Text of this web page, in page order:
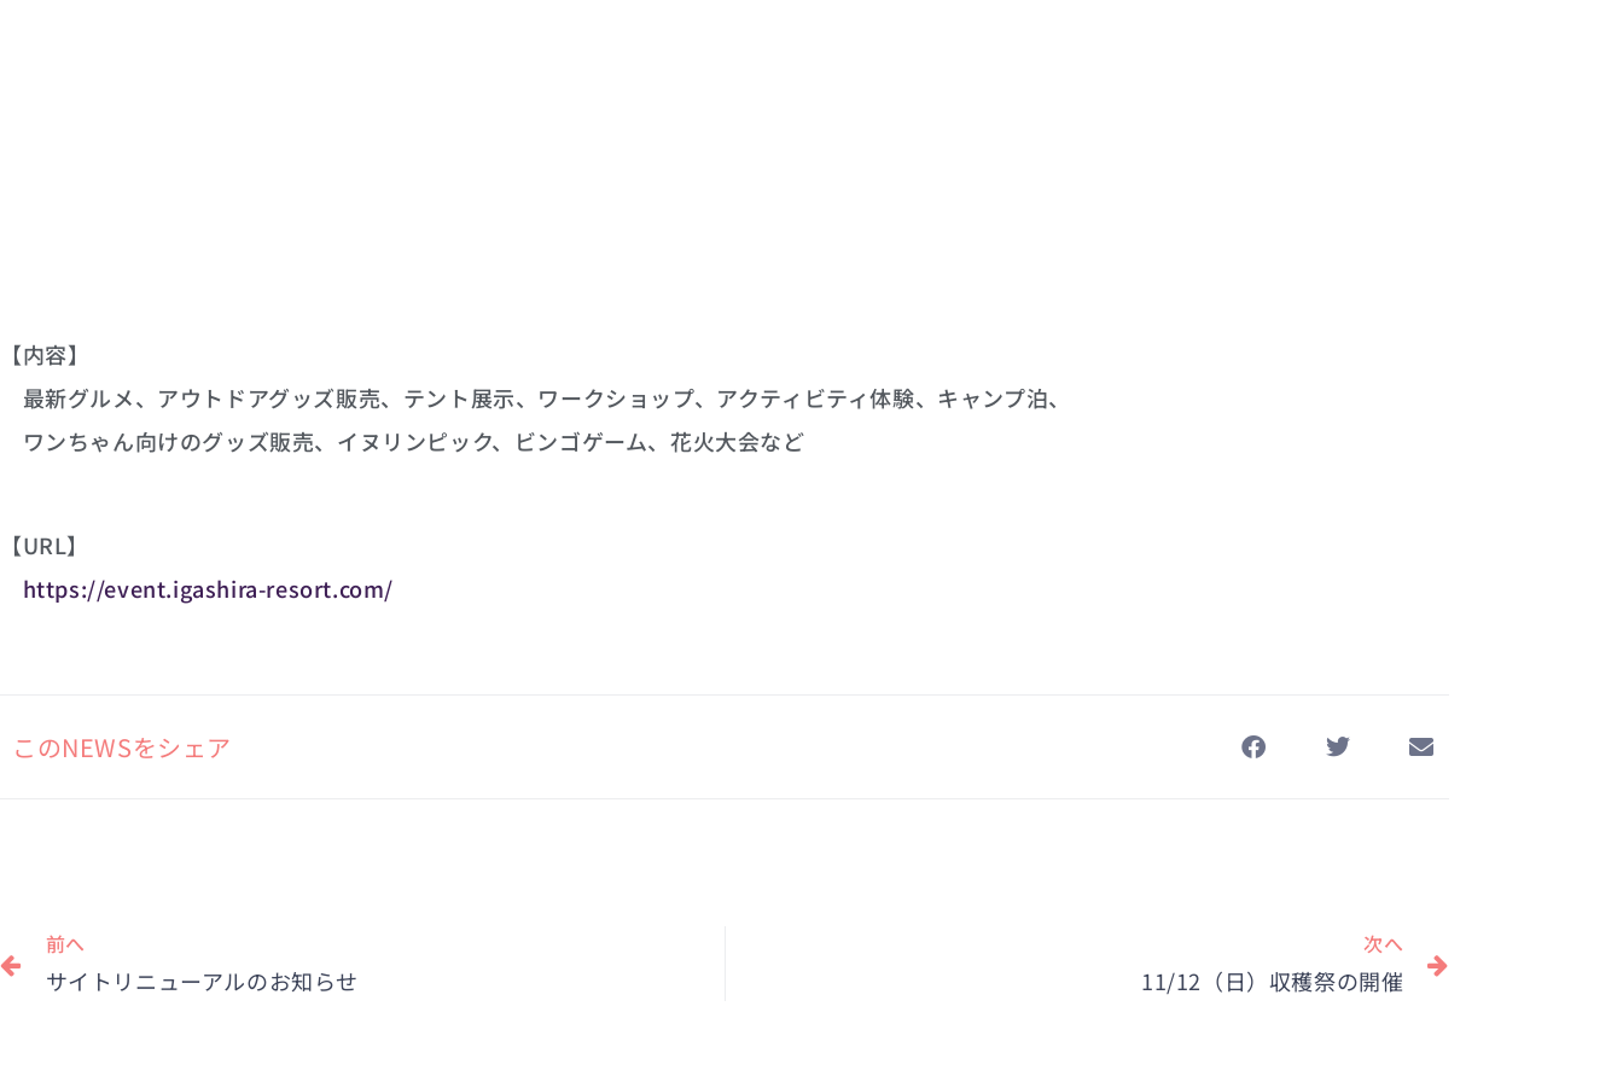
【内容】
最新グルメ、アウトドアグッズ販売、テント展示、ワークショップ、アクティビティ体験、キャンプ泊、
ワンちゃん向けのグッズ販売、イヌリンピック、ビンゴゲーム、花火大会など
【URL】
https://event.igashira-resort.com/
このNEWSをシェア
前へ
サイトリニューアルのお知らせ
次へ
11/12（日）収穫祭の開催